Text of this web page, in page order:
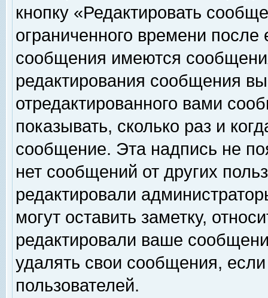
кнопку «Редактировать
ограниченного времени
сообщения имеются
редактирования сообщения
отредактированного вами
показывать, сколько раз и
сообщение. Эта надпись не
нет сообщений от других
редактировали
могут оставить заметку,
редактировали ваше
удалять свои сообщения,
пользователей.